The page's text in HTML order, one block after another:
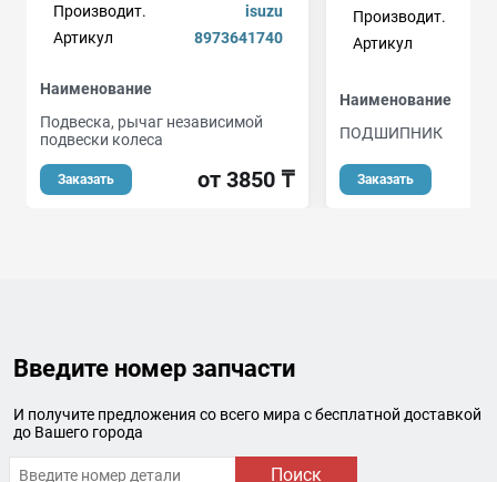
Производит.
isuzu
Артикул
8973641740
Наименование
Подвеска, рычаг независимой
подвески колеса
Заказать от 3850 ₸
Производит.
Артикул
Наименование
ПОДШИПНИК
Заказать
Введите номер запчасти
И получите предложения со всего мира с бесплатной доставкой
до Вашего города
Поиск